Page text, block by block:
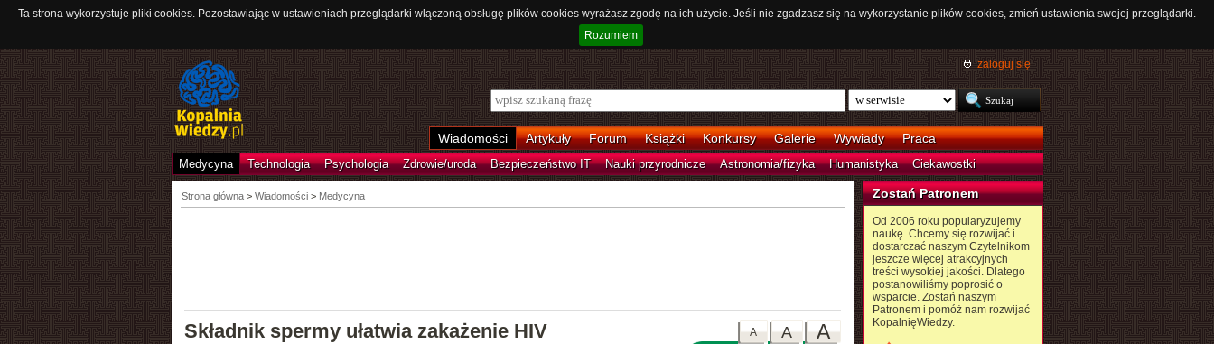
Ta strona wykorzystuje pliki cookies. Pozostawiając w ustawieniach przeglądarki włączoną obsługę plików cookies wyrażasz zgodę na ich użycie. Jeśli nie zgadzasz się na wykorzystanie plików cookies, zmień ustawienia swojej przeglądarki.
Rozumiem
zaloguj się
Wiadomości Artykuły Forum Książki Konkursy Galerie Wywiady Praca
Medycyna Technologia Psychologia Zdrowie/uroda Bezpieczeństwo IT Nauki przyrodnicze Astronomia/fizyka Humanistyka Ciekawostki
Strona główna> Wiadomości > Medycyna
A
A
A
Składnik spermy ułatwia zakażenie HIV
Zostań Patronem
Od 2006 roku popularyzujemy
naukę. Chcemy się rozwijać i
dostarczać naszym Czytelnikom
jeszcze więcej atrakcyjnych
treści wysokiej jakości. Dlatego
postanowiliśmy poprosić o
wsparcie. Zostań naszym
Patronem i pomóż nam rozwijać
KopalnięWiedzy.